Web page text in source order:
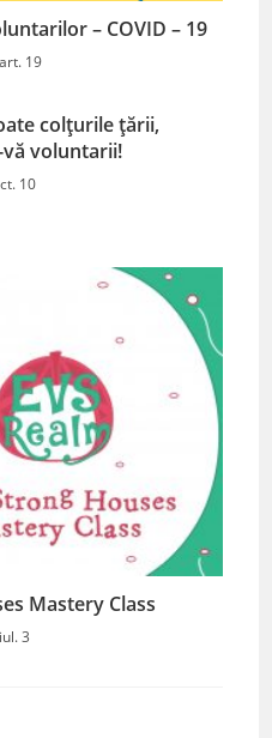
– COVID – 19
19
colțurile țării,
voluntarii!
10
Mastery Class
iul. 3